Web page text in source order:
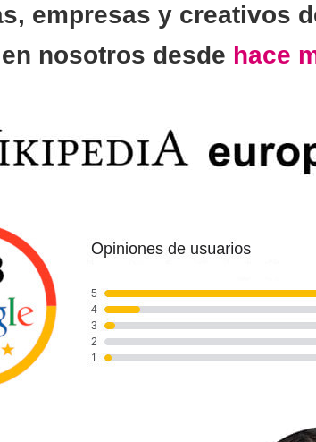
empresas y creativos
en nosotros desde hace